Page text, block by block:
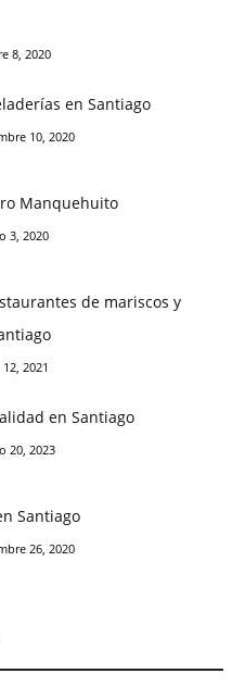
8, 2020
en Santiago
10, 2020
Manquehuito
3, 2020
de mariscos y
2021
en Santiago
20, 2023
Santiago
26, 2020